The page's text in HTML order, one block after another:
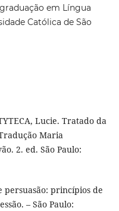
em Língua
Católica de São
Lucie. Tratado da
Maria
2. ed. São Paulo:
persuasão: princípios de
– São Paulo: